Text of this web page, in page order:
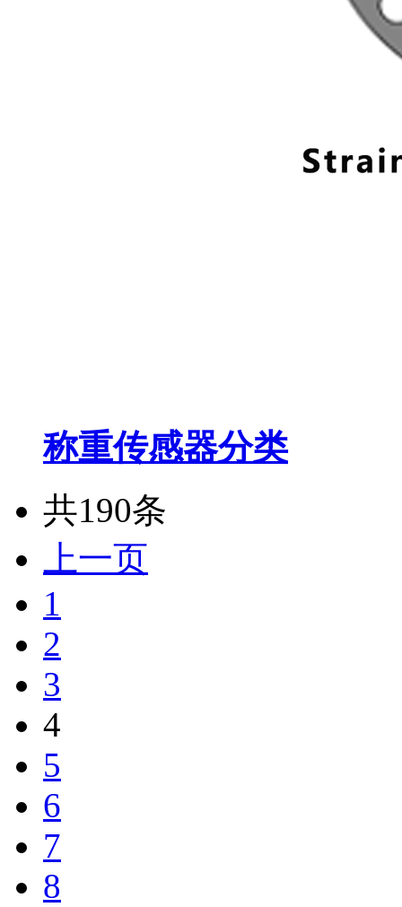
称重传感器分类
共190条
上一页
1
2
3
4
5
6
7
8